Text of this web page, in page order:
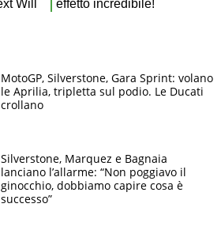
MotoGP, Silverstone, Gara Sprint: volano
le Aprilia, tripletta sul podio. Le Ducati
crollano
Silverstone, Marquez e Bagnaia
lanciano l’allarme: “Non poggiavo il
ginocchio, dobbiamo capire cosa è
successo”